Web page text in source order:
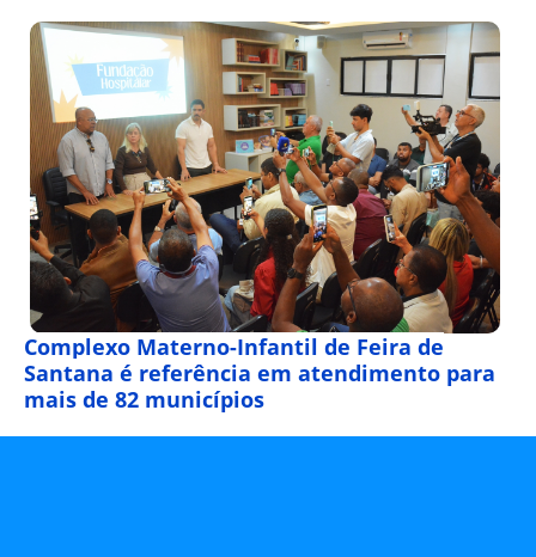
Complexo Materno-Infantil de Feira de
Santana é referência em atendimento para
mais de 82 municípios